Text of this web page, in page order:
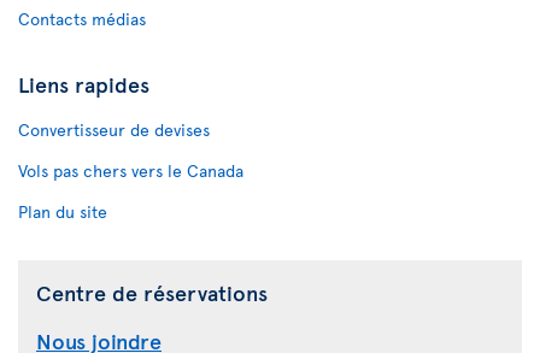
Contacts médias
Liens rapides
Convertisseur de devises
Vols pas chers vers le Canada
Plan du site
Centre de réservations
Nous joindre